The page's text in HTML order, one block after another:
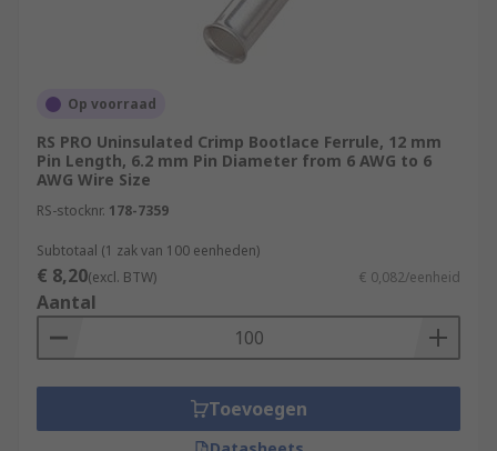
Equipment with poke-in clamp or row clamp
Op voorraad
RS PRO Uninsulated Crimp Bootlace Ferrule, 12 mm
Pin Length, 6.2 mm Pin Diameter from 6 AWG to 6
AWG Wire Size
RS-stocknr. 178-7359
Subtotaal (1 zak van 100 eenheden)
€ 8,20(excl. BTW) € 0,082/eenheid
Aantal
Toevoegen